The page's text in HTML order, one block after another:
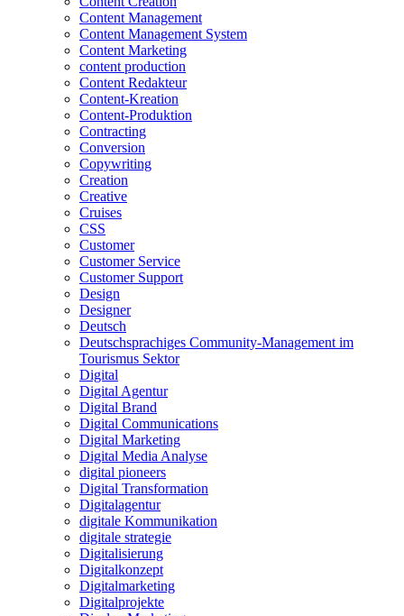
Content Management
Content Management System
Content Marketing
content production
Content Redakteur
Content-Kreation
Content-Produktion
Contracting
Conversion
Copywriting
Creation
Creative
Cruises
CSS
Customer
Customer Service
Customer Support
Design
Designer
Deutsch
Deutschsprachiges Community-Management im
Tourismus Sektor
Digital
Digital Agentur
Digital Brand
Digital Communications
Digital Marketing
Digital Media Analyse
digital pioneers
Digital Transformation
Digitalagentur
digitale Kommunikation
digitale strategie
Digitalisierung
Digitalkonzept
Digitalmarketing
Digitalprojekte